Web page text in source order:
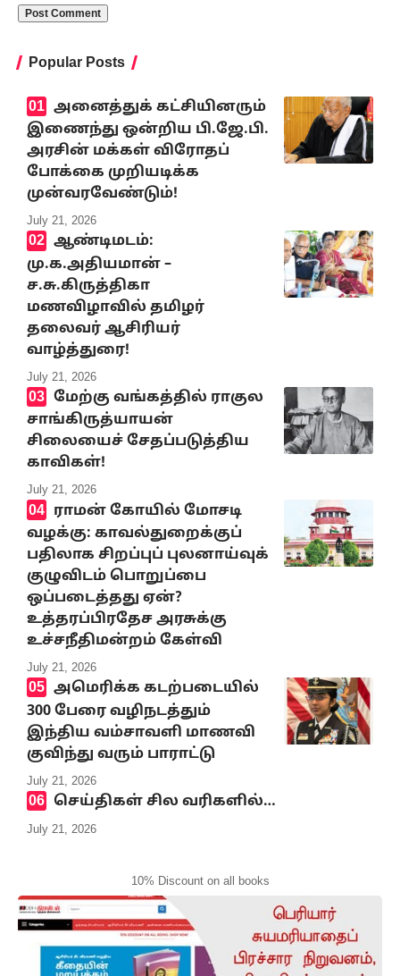
Popular Posts
அனைத்துக் கட்சியினரும்
இணைந்து ஒன்றிய பி.ஜே.பி.
அரசின் மக்கள் விரோதப்
போக்கை முறியடிக்க
முன்வரவேண்டும்!
July 21, 2026
ஆண்டிமடம்:
மு.க.அதியமான் –
ச.சு.கிருத்திகா
மணவிழாவில் தமிழர்
தலைவர் ஆசிரியர்
வாழ்த்துரை!
July 21, 2026
மேற்கு வங்கத்தில் ராகுல
சாங்கிருத்யாயன்
சிலையைச் சேதப்படுத்திய
காவிகள்!
July 21, 2026
ராமன் கோயில் மோசடி
வழக்கு: காவல்துறைக்குப்
பதிலாக சிறப்புப் புலனாய்வுக்
குழுவிடம் பொறுப்பை
ஒப்படைத்தது ஏன்?
உத்தரப்பிரதேச அரசுக்கு
உச்சநீதிமன்றம் கேள்வி
July 21, 2026
அமெரிக்க கடற்படையில்
300 பேரை வழிநடத்தும்
இந்திய வம்சாவளி மாணவி
குவிந்து வரும் பாராட்டு
July 21, 2026
செய்திகள் சில வரிகளில்…
July 21, 2026
10% Discount on all books